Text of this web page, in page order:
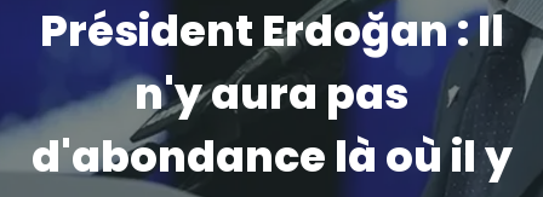
Président Erdoğan : Il
n'y aura pas
d'abondance là où il y